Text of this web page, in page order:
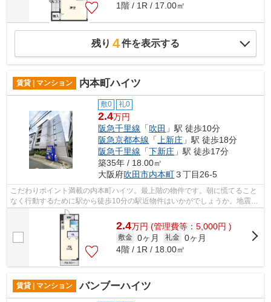
1階 / 1R / 17.00㎡
残り 4件を表示する
賃貸 | マンション 内本町ハイツ
敷0 礼0
2.4万円
阪急千里線 「吹田 」駅 徒歩10分
阪急京都本線 「上新庄 」駅 徒歩18分
阪急千里線 「下新庄 」駅 徒歩17分
築35年 / 18.00㎡
大阪府吹田市内本町３丁目26-5
こだわりポイント満載の内本町ハイツ。最上階の物件です。朝に慌てること
なく行動するために駅から徒歩10分の駅近物件はいかがでしょうか。地震へ
の揺れにも強い鉄骨造の魅力。ご自身...
2.4万円 (管理費等：5,000円 )
敷金 0ヶ月 礼金 0ヶ月
4階 / 1R / 18.00㎡
賃貸 | マンション バンブーハイツ